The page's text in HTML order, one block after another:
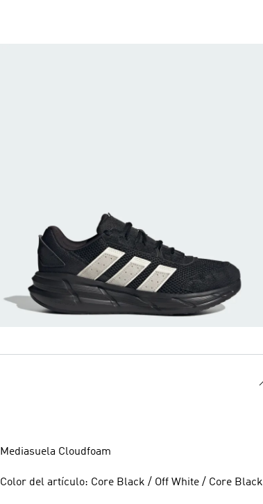
Mediasuela Cloudfoam
Color del artículo: Core Black / Off White / Core Black